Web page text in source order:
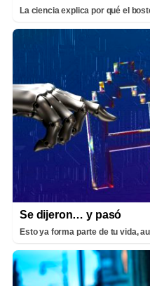
La ciencia explica por qué el
Se dijeron… y pasó
Esto ya forma parte de tu vida,